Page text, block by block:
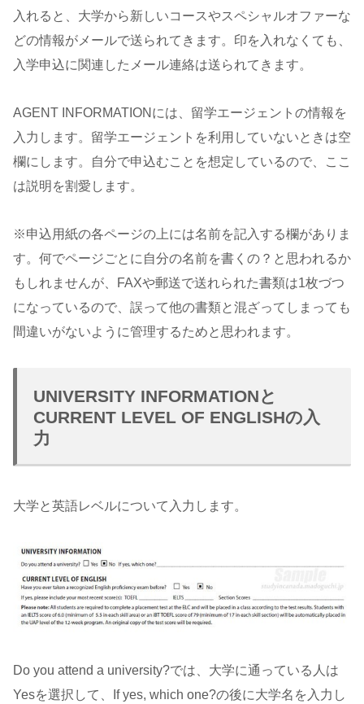
入れると、大学から新しいコースやスペシャルオファーな
どの情報がメールで送られてきます。印を入れなくても、
入学申込に関連したメール連絡は送られてきます。
AGENT INFORMATIONには、留学エージェントの情報を
入力します。留学エージェントを利用していないときは空
欄にします。自分で申込むことを想定しているので、ここ
は説明を割愛します。
※申込用紙の各ページの上には名前を記入する欄がありま
す。何でページごとに自分の名前を書くの？と思われるか
もしれませんが、FAXや郵送で送れられた書類は1枚づつ
になっているので、誤って他の書類と混ざってしまっても
間違いがないように管理するためと思われます。
UNIVERSITY INFORMATIONと
CURRENT LEVEL OF ENGLISHの入
力
大学と英語レベルについて入力します。
Do you attend a university?では、大学に通っている人は
Yesを選択して、If yes, which one?の後に大学名を入力し